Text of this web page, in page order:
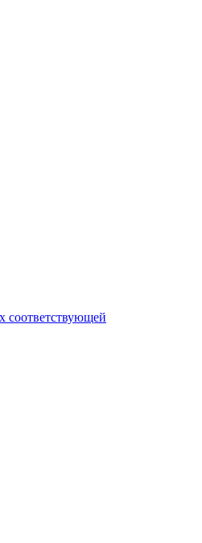
соответствующей